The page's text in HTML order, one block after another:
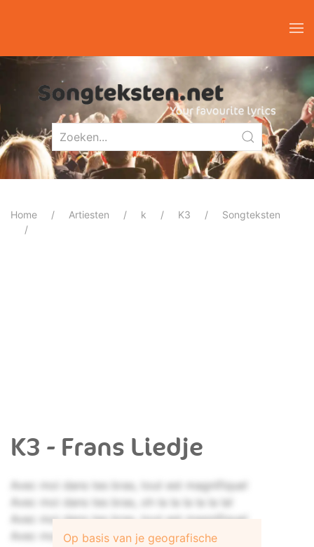
Home Artiesten k K3 Songteksten
K3 - Frans Liedje
Avec moi dans tes bras, tout est magnifique!
Avec moi dans tes bras, oh la la la la la la!
Avec moi dans tes bras, tout est magnifique!
Avec moi dans tes bras, oh la la la la la la!
Op basis van je geografische